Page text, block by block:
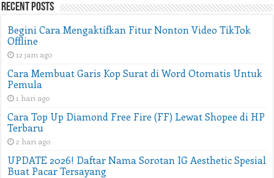
Recent Posts
Begini Cara Mengaktifkan Fitur Nonton Video TikTok
Offline
12 jam ago
Cara Membuat Garis Kop Surat di Word Otomatis Untuk
Pemula
1 hari ago
Cara Top Up Diamond Free Fire (FF) Lewat Shopee di HP
Terbaru
2 hari ago
UPDATE 2026! Daftar Nama Sorotan IG Aesthetic Spesial
Buat Pacar Tersayang